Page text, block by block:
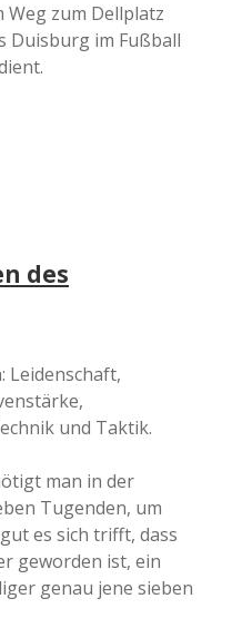
zum Dellplatz
Duisburg im Fußball
des
Leidenschaft,
und Taktik.
man in der
Tugenden, um
es sich trifft, dass
geworden ist, ein
genau jene sieben